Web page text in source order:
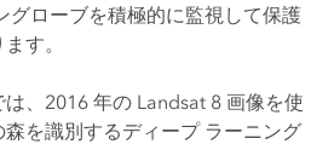
グローブを積極的に監視して保護
す。
、2016 年の Landsat 8 画像を使
を識別するディープ ラーニング